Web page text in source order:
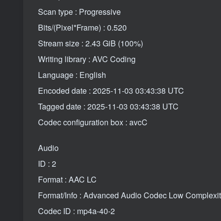
Scan type : Progressive
Bits/(Pixel*Frame) : 0.520
Stream size : 2.43 GiB (100%)
Writing library : AVC Coding
Language : English
Encoded date : 2025-11-03 03:43:38 UTC
Tagged date : 2025-11-03 03:43:38 UTC
Codec configuration box : avcC
Audio
ID : 2
Format : AAC LC
Format/Info : Advanced Audio Codec Low
Codec ID : mp4a-40-2